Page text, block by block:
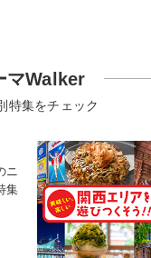
マWalker
特集をチェック
ニ
集